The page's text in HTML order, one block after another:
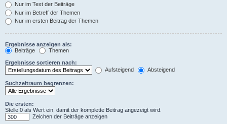
Nur im Text der Beiträge
Nur im Betreff der Themen
Nur im ersten Beitrag der Themen
Ergebnisse anzeigen als:
Beiträge
Themen
Ergebnisse sortieren nach:
Aufsteigend
Absteigend
Suchzeitraum begrenzen:
Die ersten:
Stelle 0 als Wert ein, damit der komplette Beitrag angezeigt wird.
Zeichen der Beiträge anzeigen